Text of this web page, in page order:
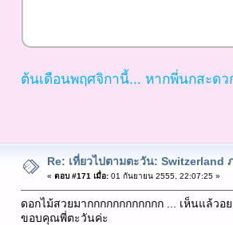
ต้นเดือนพฤศจิกานี้... หากพี่นกสะด
Re: เที่ยวไปตามตะวัน: Switzerland
« ตอบ #171 เมื่อ:01 กันยายน 2555, 22:07:25 »
ดอกไม้สวยมากกกกกกกกกกกก ... เห็นแล้วอ
ขอบคุณพี่ตะวันค่ะ